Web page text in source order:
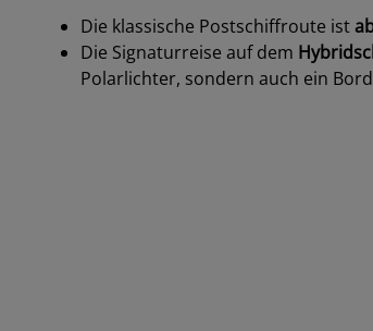
Die klassische Postschiffroute ist
Die Signaturreise auf dem
Polarlichter, sondern auch ein